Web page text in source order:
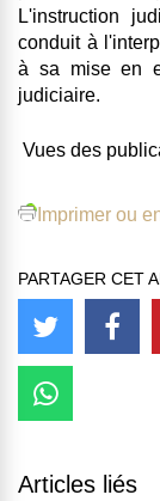
L'instruction
conduit à
à sa mise en
judiciaire.
Vues des
Imprimer ou
PARTAGER CET
Articles liés